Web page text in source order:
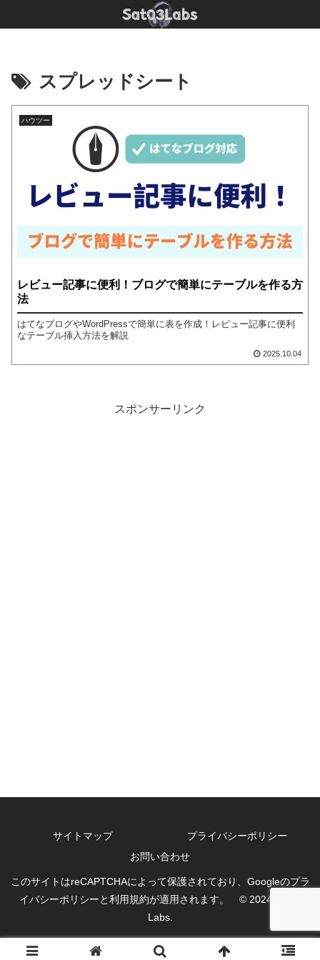
スプレッドシート
ハウツー
レビュー記事に便利！ブログで簡単にテーブルを作る方
法
はてなブログやWordPressで簡単に表を作成！レビュー記事に便利
なテーブル挿入方法を解説
2025.10.04
スポンサーリンク
サイトマップ
プライバシーポリシー
お問い合わせ
このサイトはreCAPTCHAによって保護されており、Googleのプラ
イバシーポリシーと利用規約が適用されます。 © 2024 Sat03
Labs.